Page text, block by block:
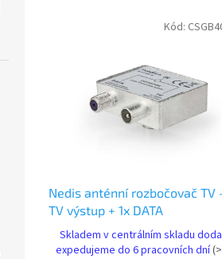
Nedis anténní rozbočovač TV
TV výstup + 1x DATA
(CSGB40970ME)
Skladem v centrálním skladu
expedujeme do 6 pracovních dní
Kód: